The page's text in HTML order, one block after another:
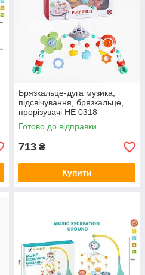
Брязкальце-дуга музика,
підсвічування, брязкальце,
прорізувачі HE 0318
Готово до відправки
713 ₴
Купити